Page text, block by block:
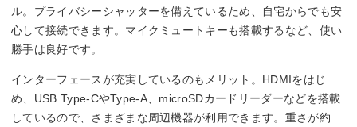
インターフェース
–
Office詳細
–
ル。プライバシーシャッターを備えているため、自宅からでも安
心して接続できます。マイクミュートキーも搭載するなど、使い
勝手は良好です。
インターフェースが充実しているのもメリット。HDMIをはじ
め、USB Type-CやType-A、microSDカードリーダーなどを搭載
しているので、さまざまな周辺機器が利用できます。重さが約